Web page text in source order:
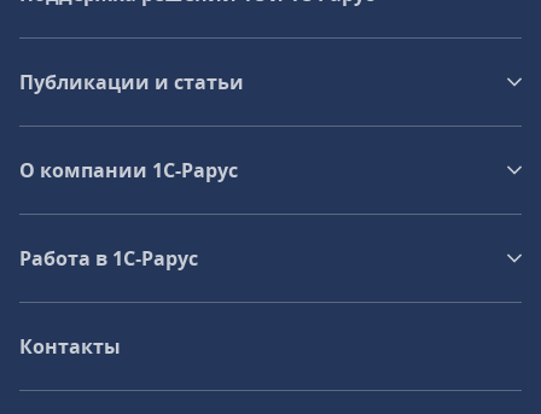
Публикации и статьи
О компании 1C-Рарус
Работа в 1С‑Рарус
Контакты